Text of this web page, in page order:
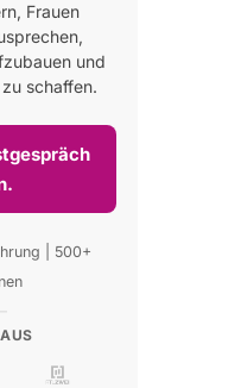
Frauen
und
schaffen.
| 500+